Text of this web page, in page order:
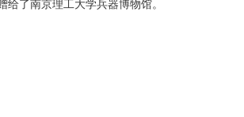
给了南京理工大学兵器博物馆。